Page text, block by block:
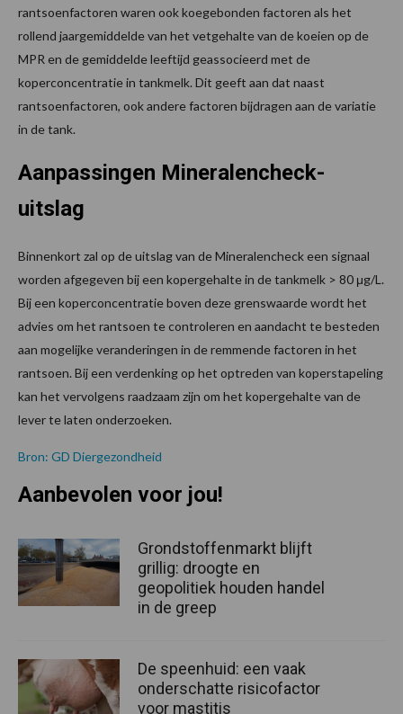
rantsoenfactoren waren ook koegebonden factoren als het
rollend jaargemiddelde van het vetgehalte van de koeien op de
MPR en de gemiddelde leeftijd geassocieerd met de
koperconcentratie in tankmelk. Dit geeft aan dat naast
rantsoenfactoren, ook andere factoren bijdragen aan de variatie
in de tank.
Aanpassingen Mineralencheck-
uitslag
Binnenkort zal op de uitslag van de Mineralencheck een signaal
worden afgegeven bij een kopergehalte in de tankmelk > 80 μg/L.
Bij een koperconcentratie boven deze grenswaarde wordt het
advies om het rantsoen te controleren en aandacht te besteden
aan mogelijke veranderingen in de remmende factoren in het
rantsoen. Bij een verdenking op het optreden van koperstapeling
kan het vervolgens raadzaam zijn om het kopergehalte van de
lever te laten onderzoeken.
Bron: GD Diergezondheid
Aanbevolen voor jou!
Grondstoffenmarkt blijft
grillig: droogte en
geopolitiek houden handel
in de greep
De speenhuid: een vaak
onderschatte risicofactor
voor mastitis